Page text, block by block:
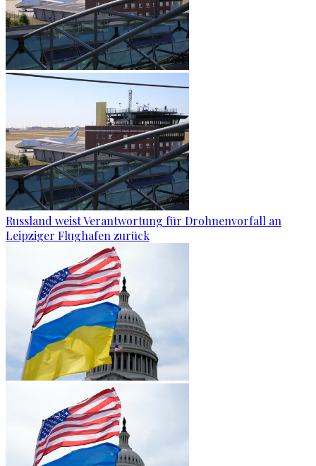
Russland weist Verantwortung für Drohnenvorfall an
Leipziger Flughafen zurück